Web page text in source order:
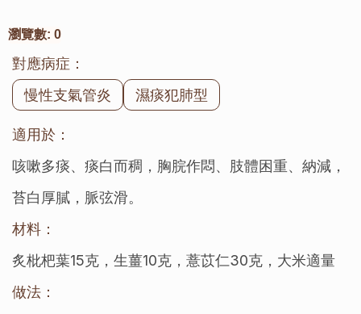
瀏覽數: 0
對應病症：
慢性支氣管炎
濕痰犯肺型
適用於：
咳嗽多痰、痰白而稠，胸脘作悶、肢體困重、納減，
苔白厚膩，脈弦滑。
材料：
炙枇杷葉15克，生薑10克，薏苡仁30克，大米適量
做法：